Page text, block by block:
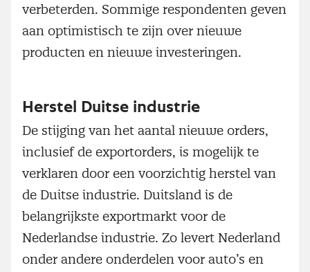
verbeterden. Sommige respondenten geven
aan optimistisch te zijn over nieuwe
producten en nieuwe investeringen.
Herstel Duitse industrie
De stijging van het aantal nieuwe orders,
inclusief de exportorders, is mogelijk te
verklaren door een voorzichtig herstel van
de Duitse industrie. Duitsland is de
belangrijkste exportmarkt voor de
Nederlandse industrie. Zo levert Nederland
onder andere onderdelen voor auto’s en